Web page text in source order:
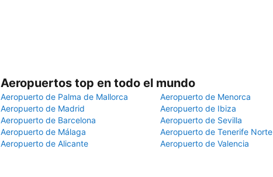
Aeropuertos top en todo el mundo
Aeropuerto de Palma de Mallorca
Aeropuerto de Menorca
Aeropuerto de Madrid
Aeropuerto de Ibiza
Aeropuerto de Barcelona
Aeropuerto de Sevilla
Aeropuerto de Málaga
Aeropuerto de Tenerife Norte
Aeropuerto de Alicante
Aeropuerto de Valencia